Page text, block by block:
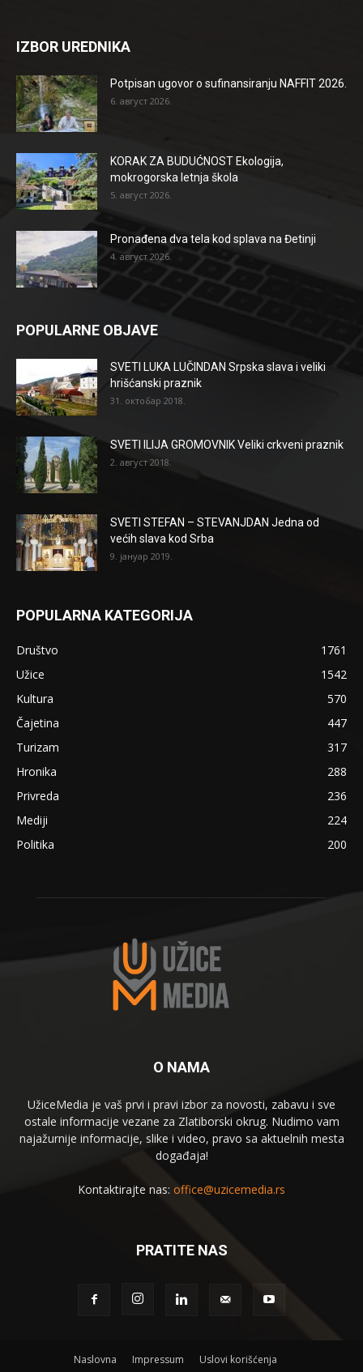
IZBOR UREDNIKA
Potpisan ugovor o sufinansiranju NAFFIT 2026.
6. август 2026.
KORAK ZA BUDUĆNOST Ekologija,
mokrogorska letnja škola
5. август 2026.
Pronađena dva tela kod splava na Đetinji
4. август 2026.
POPULARNE OBJAVE
SVETI LUKA LUČINDAN Srpska slava i veliki
hrišćanski praznik
31. октобар 2018.
SVETI ILIJA GROMOVNIK Veliki crkveni praznik
2. август 2018.
SVETI STEFAN – STEVANJDAN Jedna od
većih slava kod Srba
9. јануар 2019.
POPULARNA KATEGORIJA
Društvo
1761
Užice
1542
Kultura
570
Čajetina
447
Turizam
317
Hronika
288
Privreda
236
Mediji
224
Politika
200
O NAMA
UžiceMedia je vaš prvi i pravi izbor za novosti, zabavu i sve
ostale informacije vezane za Zlatiborski okrug. Nudimo vam
najažurnije informacije, slike i video, pravo sa aktuelnih mesta
događaja!
Kontaktirajte nas: office@uzicemedia.rs
PRATITE NAS
Naslovna Impressum
Uslovi korišćenja